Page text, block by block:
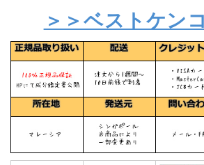
＞＞ベストケン